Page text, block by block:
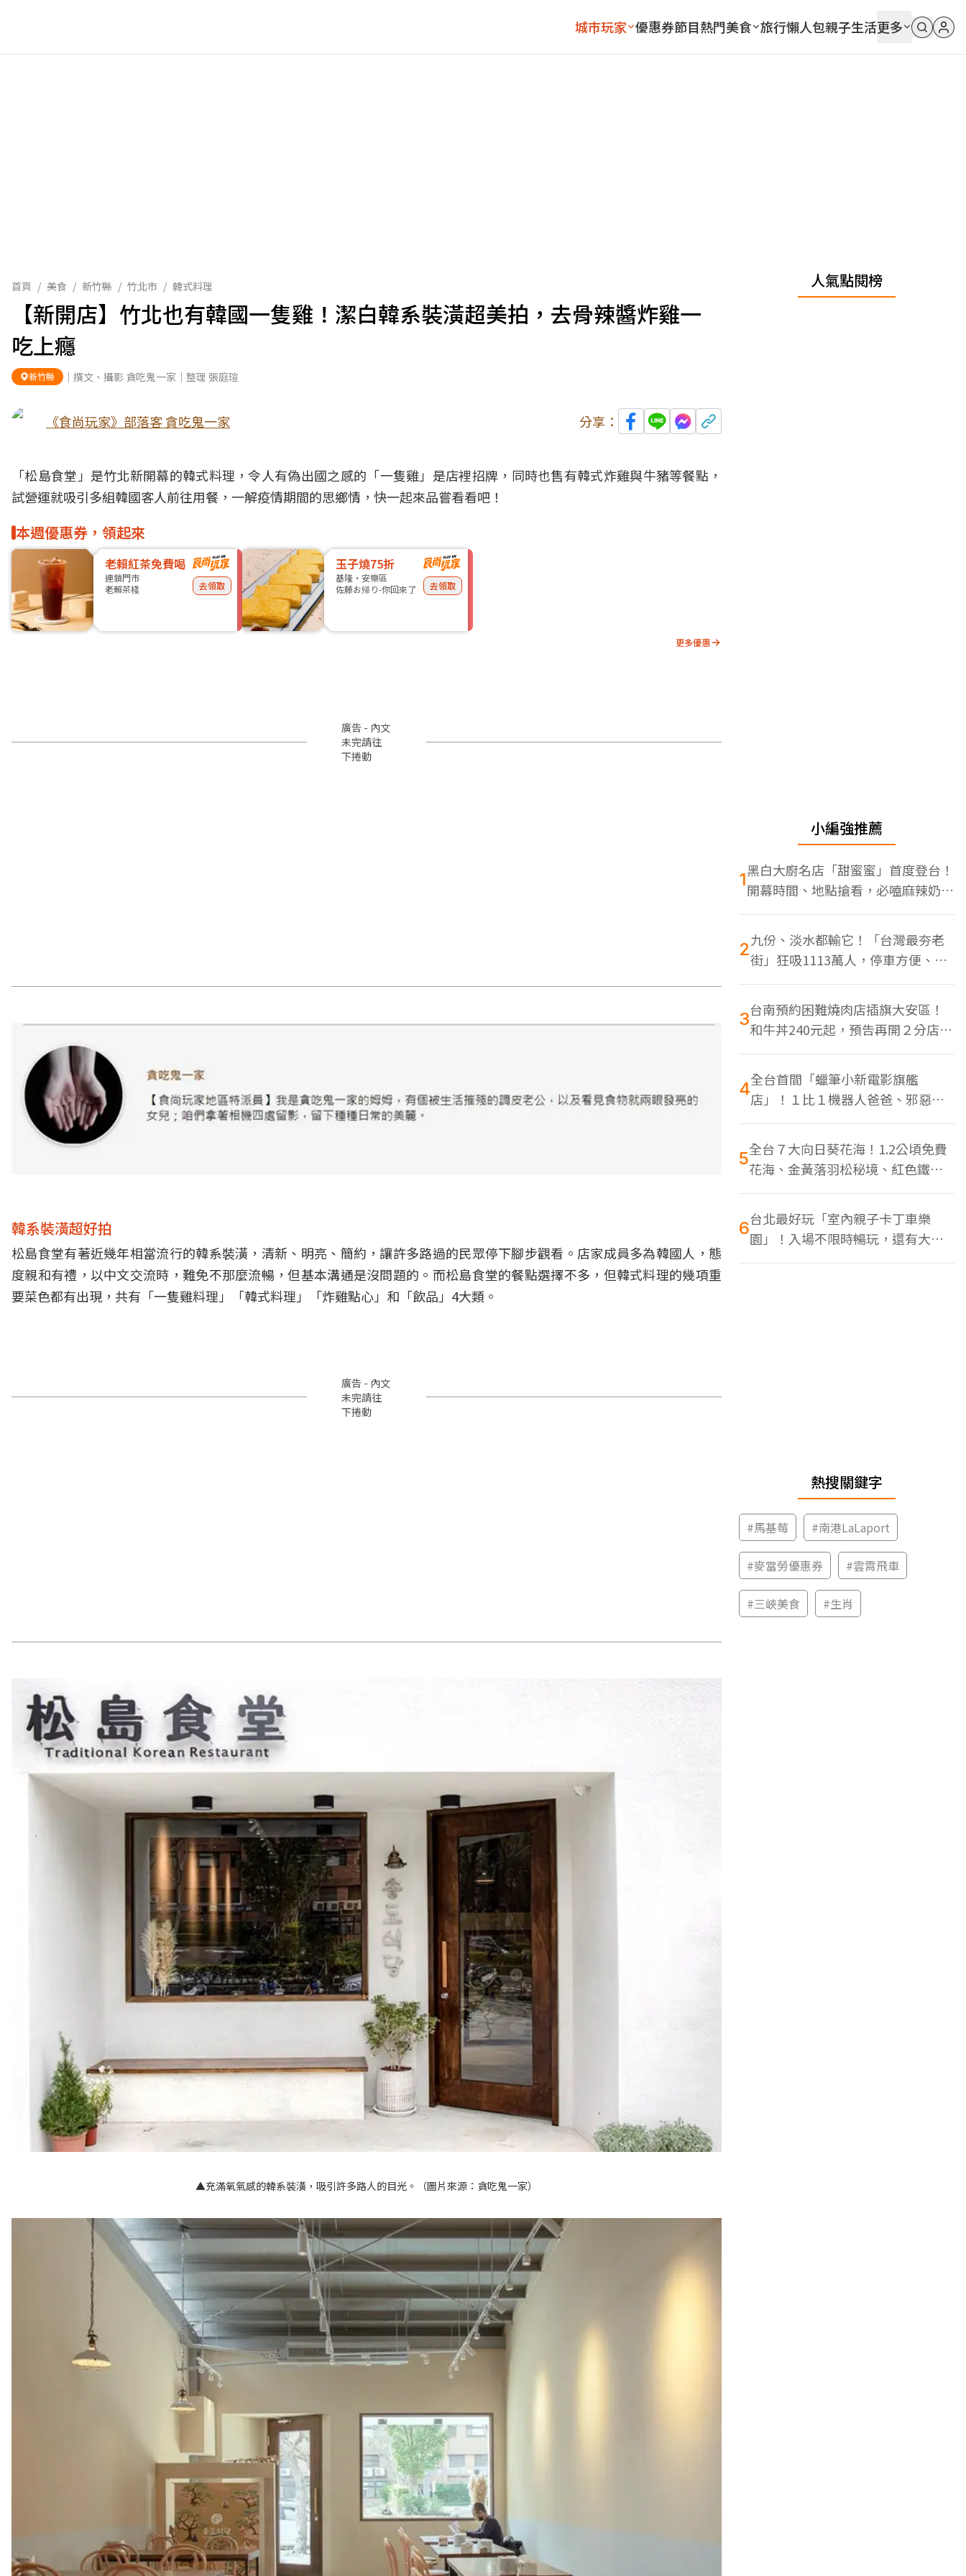
城市玩家 優惠券節目熱門美食 旅行懶人包親子生活更多
首頁 / 美食 / 新竹縣 / 竹北市 / 韓式料理
【新開店】竹北也有韓國一隻雞！潔白韓系裝潢超美拍，去骨辣醬炸雞一
吃上癮
新竹縣 ｜撰文、攝影 貪吃鬼一家｜整理 張庭瑄
《食尚玩家》部落客 貪吃鬼一家 分享：
「松島食堂」是竹北新開幕的韓式料理 ，令人有偽出國之感的「一隻雞」是店裡招牌，同時也售有韓式炸雞與牛豬等餐點，
試營運就吸引多組韓國客人前往用餐，一解疫情期間的思鄉情，快一起來品嘗看看吧！
本週優惠券，領起來
老賴紅茶免費喝
連鎖門市
老賴茶棧
去領取
玉子燒75折
基隆・安樂區
佐藤お帰り-你回來了
去領取
更多優惠
廣告 - 內文
未完請往
下捲動
韓系裝潢超好拍
松島食堂有著近幾年相當流行的韓系裝潢，清新、明亮、簡約，讓許多路過的民眾停下腳步觀看。店家成員多為韓國人，態
度親和有禮，以中文交流時，難免不那麼流暢，但基本溝通是沒問題的。而松島食堂的餐點選擇不多，但韓式料理的幾項重
要菜色都有出現，共有「一隻雞料理」「韓式料理」「炸雞點心」和「飲品」4大類。
廣告 - 內文
未完請往
下捲動
▲充滿氧氣感的韓系裝潢，吸引許多路人的目光。（圖片來源： 貪吃鬼一家）
人氣點閱榜
小編強推薦
1黑白大廚名店「甜蜜蜜」首度登台！
開幕時間、地點搶看，必嗑麻辣奶油
蝦
2九份、淡水都輸它！「台灣最夯老
街」狂吸1113萬人，停車方便、特
色美食多
3台南預約困難燒肉店插旗大安區！
和牛丼240元起，預告再開２分店、
地點曝光
4全台首間「蠟筆小新電影旗艦
店」！１比１機器人爸爸、邪惡正
男，百款周邊買翻
5全台７大向日葵花海！1.2公頃免費
花海、金黃落羽松秘境、紅色鐵橋
同框
6台北最好玩「室內親子卡丁車樂
園」！入場不限時暢玩，還有大螢
幕Switch遊戲區
熱搜關鍵字
#馬基莓 #南港LaLaport
#麥當勞優惠券 #雲霄飛車
#三峽美食 #生肖